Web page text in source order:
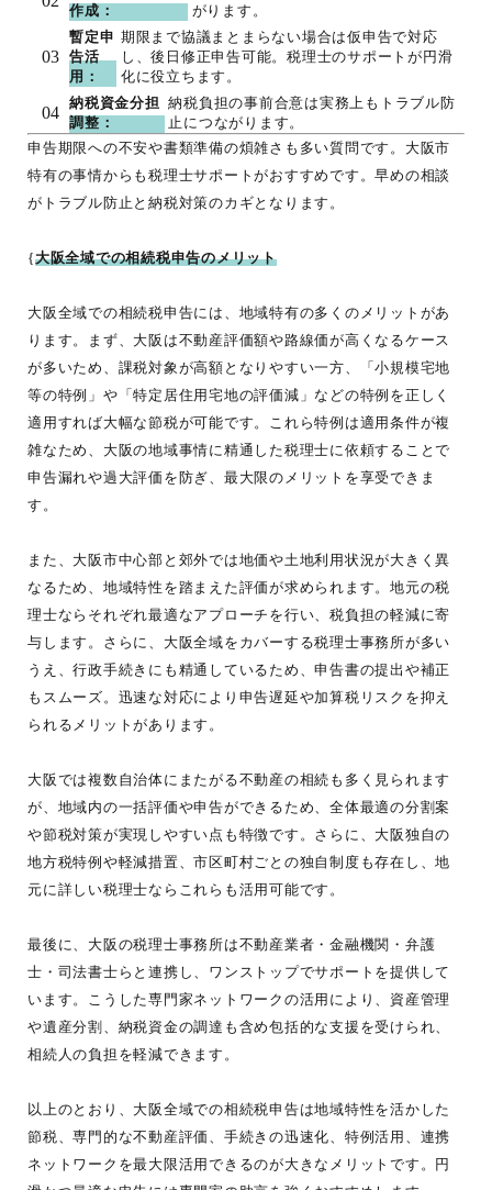
作成：
がります。
暫定申
告活
用：
期限まで協議まとまらない場合は仮申告で対応
し、後日修正申告可能。税理士のサポートが円滑
化に役立ちます。
納税資金分担
調整：
納税負担の事前合意は実務上もトラブル防
止につながります。
申告期限への不安や書類準備の煩雑さも多い質問です。大阪市
特有の事情からも税理士サポートがおすすめです。早めの相談
がトラブル防止と納税対策のカギとなります。
{大阪全域での相続税申告のメリット
大阪全域での相続税申告には、地域特有の多くのメリットがあ
ります。まず、大阪は不動産評価額や路線価が高くなるケース
が多いため、課税対象が高額となりやすい一方、「小規模宅地
等の特例」や「特定居住用宅地の評価減」などの特例を正しく
適用すれば大幅な節税が可能です。これら特例は適用条件が複
雑なため、大阪の地域事情に精通した税理士に依頼することで
申告漏れや過大評価を防ぎ、最大限のメリットを享受できま
す。
また、大阪市中心部と郊外では地価や土地利用状況が大きく異
なるため、地域特性を踏まえた評価が求められます。地元の税
理士ならそれぞれ最適なアプローチを行い、税負担の軽減に寄
与します。さらに、大阪全域をカバーする税理士事務所が多い
うえ、行政手続きにも精通しているため、申告書の提出や補正
もスムーズ。迅速な対応により申告遅延や加算税リスクを抑え
られるメリットがあります。
大阪では複数自治体にまたがる不動産の相続も多く見られます
が、地域内の一括評価や申告ができるため、全体最適の分割案
や節税対策が実現しやすい点も特徴です。さらに、大阪独自の
地方税特例や軽減措置、市区町村ごとの独自制度も存在し、地
元に詳しい税理士ならこれらも活用可能です。
最後に、大阪の税理士事務所は不動産業者・金融機関・弁護
士・司法書士らと連携し、ワンストップでサポートを提供して
います。こうした専門家ネットワークの活用により、資産管理
や遺産分割、納税資金の調達も含め包括的な支援を受けられ、
相続人の負担を軽減できます。
以上のとおり、大阪全域での相続税申告は地域特性を活かした
節税、専門的な不動産評価、手続きの迅速化、特例活用、連携
ネットワークを最大限活用できるのが大きなメリットです。円